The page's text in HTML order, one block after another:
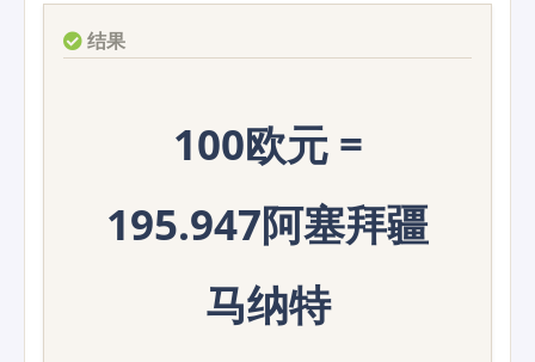
结果
100欧元 =
195.947阿塞拜疆
马纳特